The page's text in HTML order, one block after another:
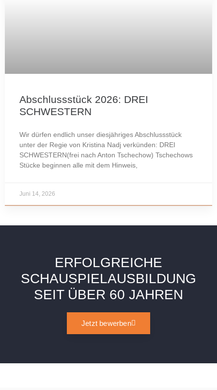
Abschlussstück 2026: DREI
SCHWESTERN
Wir dürfen endlich unser diesjähriges Abschlussstück
unter der Regie von Kristina Nadj verkünden: DREI
SCHWESTERN(frei nach Anton Tschechow) Tschechows
Stücke beginnen alle mit dem Hinweis,
Juni 14, 2026
ERFOLGREICHE
SCHAUSPIELAUSBILDUNG
SEIT ÜBER 60 JAHREN
Jetzt bewerben